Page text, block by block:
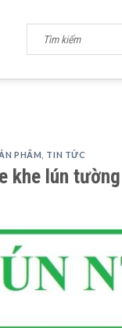
PHẨM TIN TỨC
khe lún tường